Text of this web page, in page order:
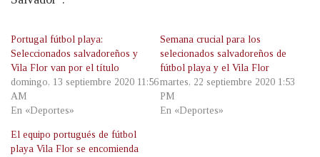
Portugal fútbol playa:
Seleccionados salvadoreños y
Vila Flor van por el título
domingo, 13 septiembre 2020 11:56
AM
En «Deportes»
Semana crucial para los
selecionados salvadoreños de
fútbol playa y el Vila Flor
martes, 22 septiembre 2020 1:53
PM
En «Deportes»
El equipo portugués de fútbol
playa Vila Flor se encomienda